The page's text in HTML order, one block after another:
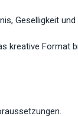
Geselligkeit
kreative Format